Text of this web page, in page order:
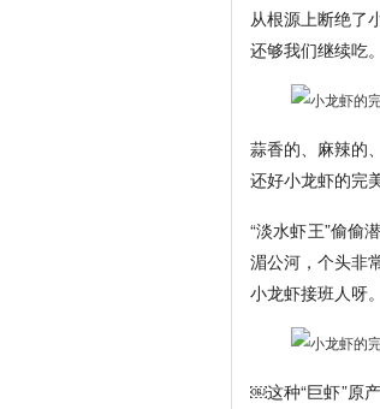
从根源上断绝了
还够我们继续吃。
蒜香的、麻辣的
还好小龙虾的完
“淡水虾王”偷偷
湄公河，个头非
小龙虾接班人呀。
￼这种“巨虾”原